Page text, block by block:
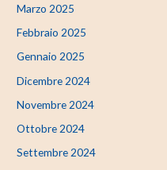
Marzo 2025
Febbraio 2025
Gennaio 2025
Dicembre 2024
Novembre 2024
Ottobre 2024
Settembre 2024